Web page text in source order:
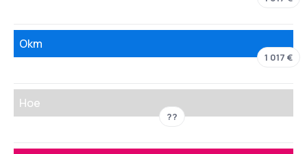
Окт
1 017 €
Ное
??